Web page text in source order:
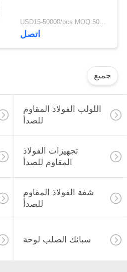
USD15-50000/pcs MOQ:500 كجم
اتصل
جميع
اللولب الفولاذ المقاوم
للصدأ
تجهيزات الفولاذ
المقاوم للصدأ
شفة الفولاذ المقاوم
للصدأ
سبائك الصلب لوحة